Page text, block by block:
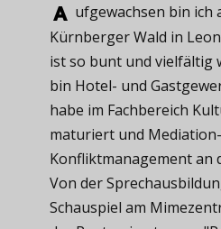
ufgewachsen ​bin ich
Kürnberger Wald in
ist so bunt und vielfältig
bin Hotel- und
habe im Fachbereich
maturiert und
Konfliktmanagement an
Von der
Schauspiel am